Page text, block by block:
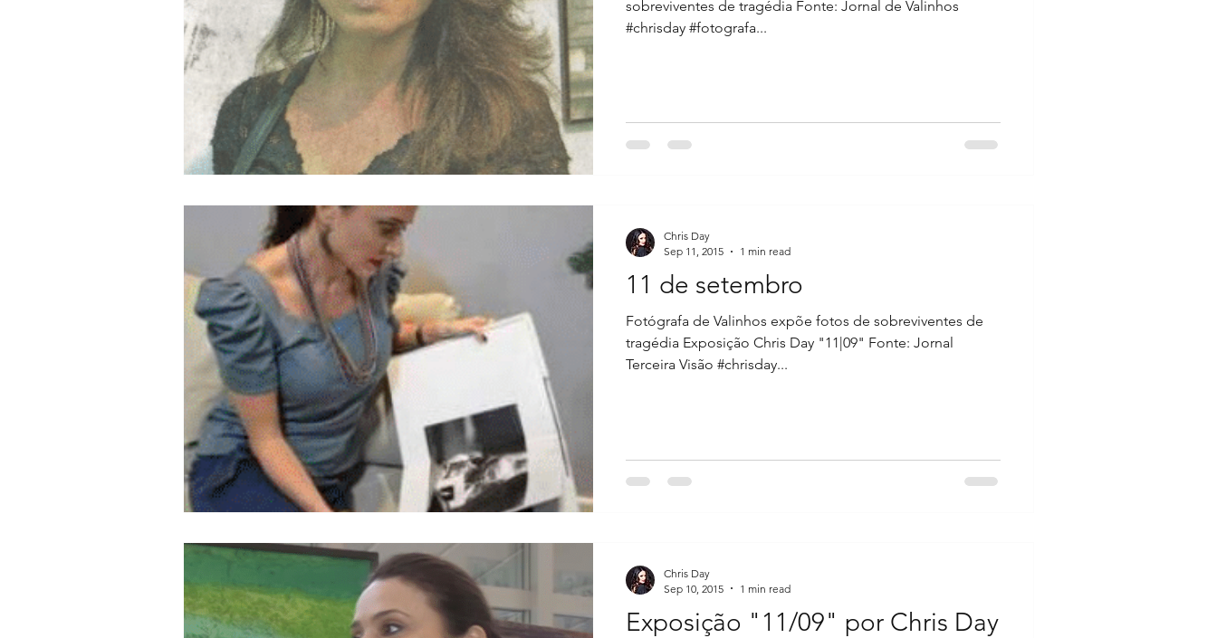
sobreviventes de tragédia Fonte: Jornal de Valinhos
#chrisday #fotografa...
11 de setembro
Fotógrafa de Valinhos expõe fotos de sobreviventes de
tragédia Exposição Chris Day "11|09" Fonte: Jornal
Terceira Visão #chrisday...
Chris Day
Sep 11, 2015
1 min read
Exposição "11/09" por Chris Day
Chris Day
Sep 10, 2015
1 min read